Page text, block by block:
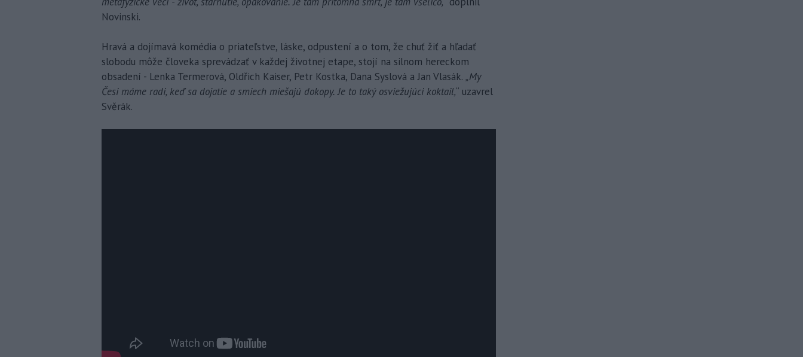
Novinski.
Hravá a dojímavá komédia o priateľstve, láske, odpustení a o tom, že chuť žiť a hľadať
slobodu môže človeka sprevádzať v každej životnej etape, stojí na silnom hereckom
obsadení - Lenka Termerová, Oldřich Kaiser, Petr Kostka, Dana Syslová a Jan Vlasák. „My
Česi máme radi, keď sa dojatie a smiech miešajú dokopy. Je to taký osviežujúci koktail,“ uzavrel
Svěrák.